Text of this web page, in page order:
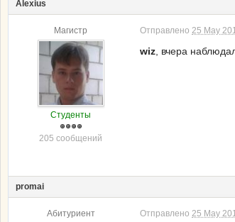
Alexius
Магистр
Студенты
205 сообщений
Отправлено 25 May
wiz , вчера
promai
Абитуриент Отправлено 25 May